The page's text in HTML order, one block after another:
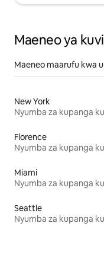
Maeneo ya
Maeneo maarufu kwa
New York
Florence
Miami
Seattle